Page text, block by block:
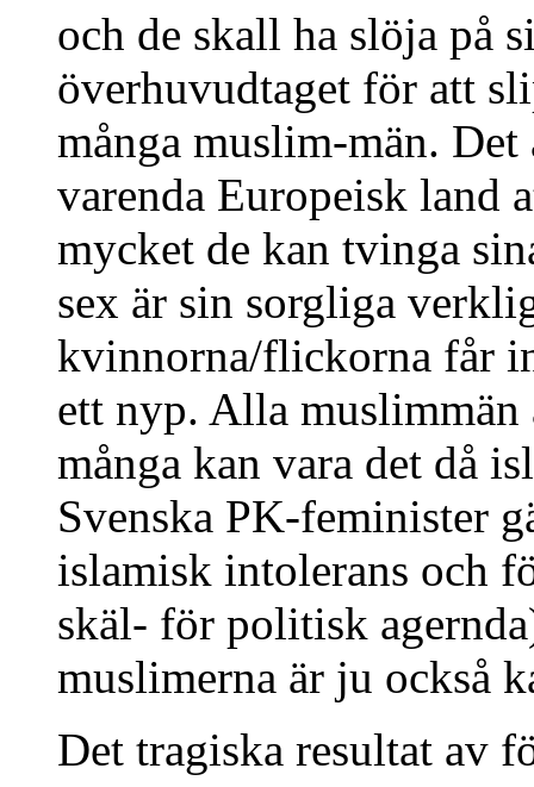
och de skall ha slöja på
överhuvudtaget för att
många muslim-män.
varenda Europeisk land
mycket de kan tvinga
sex är sin sorgliga
kvinnorna/flickorna får
ett nyp. Alla muslimmän
många kan vara det då
Svenska PK-feminister
islamisk intolerans och
skäl- för politisk
muslimerna är ju också
Det tragiska resultat av